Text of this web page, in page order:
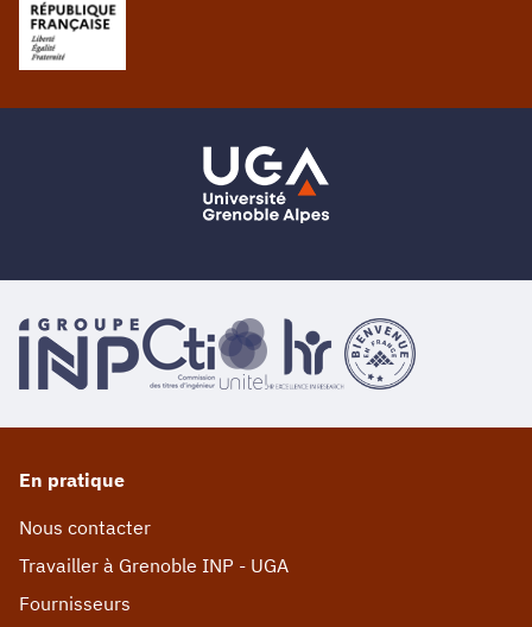
En pratique
Nous contacter
Travailler à Grenoble INP - UGA
Fournisseurs